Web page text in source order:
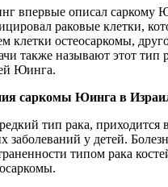
впервые описал саркому
раковые клетки,
клетки остеосаркомы,
также называют этот тип
Юинга.
саркомы Юинга в
тип рака, приходится
заболеваний у детей.
типом рака